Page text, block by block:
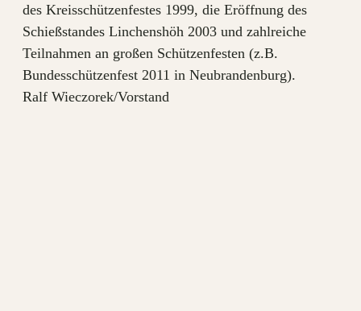
des Kreisschützenfestes 1999, die Eröffnung des
Schießstandes Linchenshöh 2003 und zahlreiche
Teilnahmen an großen Schützenfesten (z.B.
Bundesschützenfest 2011 in Neubrandenburg).
Ralf Wieczorek/Vorstand